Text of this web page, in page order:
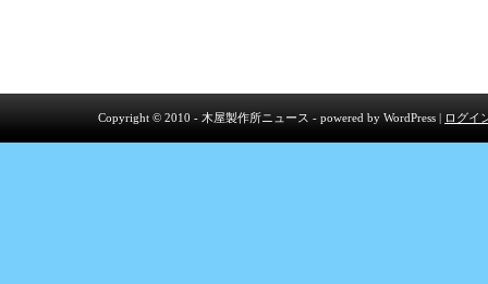
Copyright © 2010 - 木屋製作所ニュース - powered by WordPress | ログイ